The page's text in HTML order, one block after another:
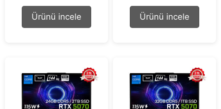
t
f
Ürünü incele
t
f
Ürünü incele